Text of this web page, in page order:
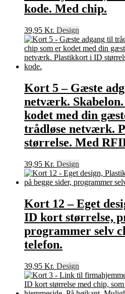
kode. Med chip.
39,95 Kr. Design
Kort 5 – Gæste
netværk.
kodet med din
trådløse netværk.
størrelse. Med
39,95 Kr. Design
Kort 12 – Eget
ID kort størrelse,
programmer selv
telefon.
39,95 Kr. Design